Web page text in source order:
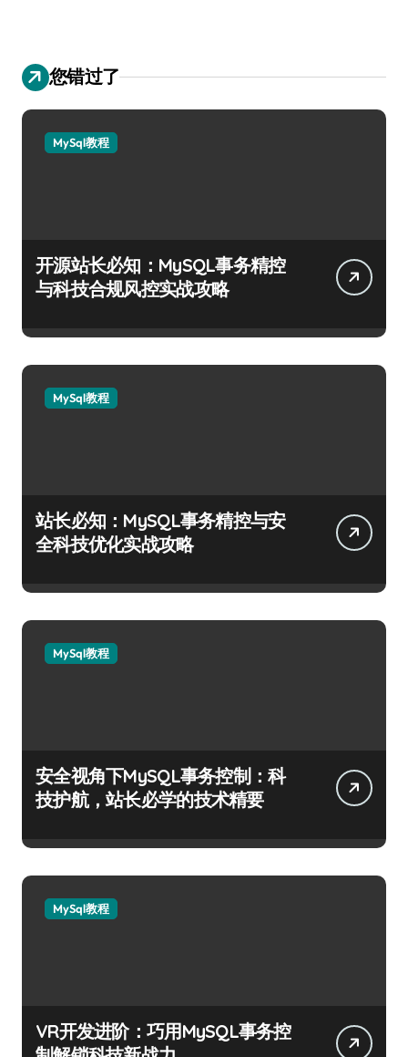
您错过了
MySql教程
开源站长必知：MySQL事务精控
与科技合规风控实战攻略
MySql教程
站长必知：MySQL事务精控与安
全科技优化实战攻略
MySql教程
安全视角下MySQL事务控制：科
技护航，站长必学的技术精要
MySql教程
VR开发进阶：巧用MySQL事务控